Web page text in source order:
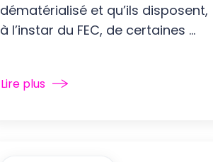
dématérialisé et qu’ils disposent,
à l’instar du FEC, de certaines ...
Lire plus